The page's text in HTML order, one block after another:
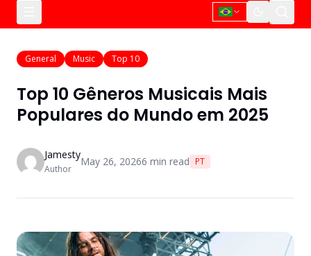
General Music Top 10
Top 10 Gêneros Musicais Mais
Populares do Mundo em 2025
Jamesty
Author
May 26, 20266 min read PT